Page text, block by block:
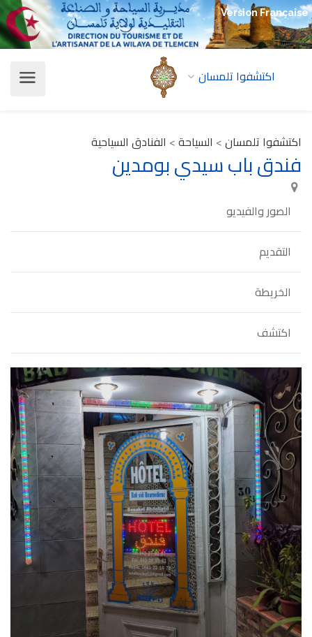
Version Française
اكتشفوا تلمسان
اكتشفوا تلمسان> السياحة> الفنادق السياحية
فندق باب سيدي بومدين
الصور والفيديو
التقديم
الخريطة
اكتشف